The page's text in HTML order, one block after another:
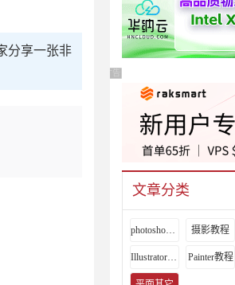
分享一张非
广告 商业广告，理性选择
文章分类
photoshop教程 摄影教程
Illustrator教程 Painter教程